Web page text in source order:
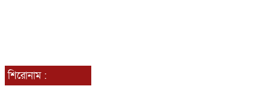
শিরোনাম :